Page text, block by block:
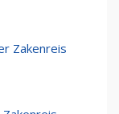
Zakenreis